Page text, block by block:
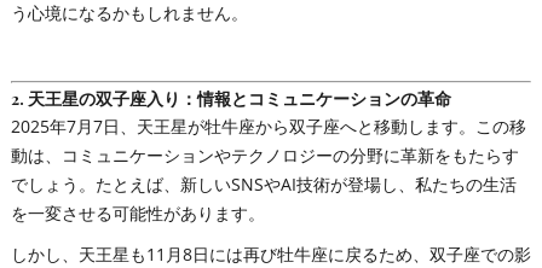
う心境になるかもしれません。
2. 天王星の双子座入り：情報とコミュニケーションの革命
2025年7月7日、天王星が牡牛座から双子座へと移動します。この移
動は、コミュニケーションやテクノロジーの分野に革新をもたらす
でしょう。たとえば、新しいSNSやAI技術が登場し、私たちの生活
を一変させる可能性があります。
しかし、天王星も11月8日には再び牡牛座に戻るため、双子座での影